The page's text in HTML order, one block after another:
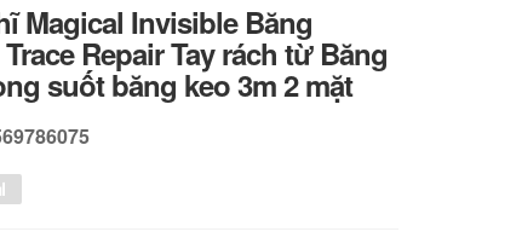
Magical Invisible Băng
Repair Tay rách từ Băng
suốt băng keo 3m 2 mặt